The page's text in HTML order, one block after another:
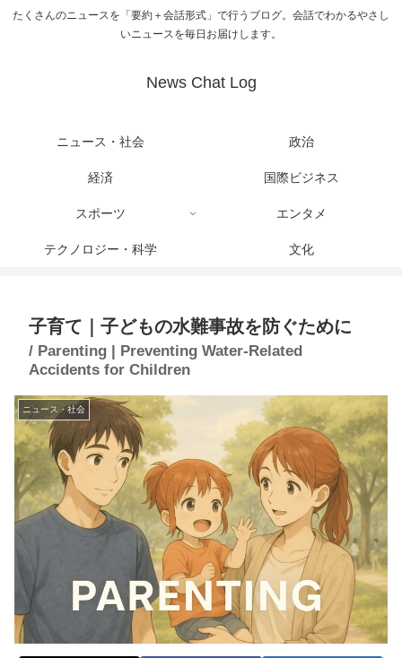
たくさんのニュースを「要約＋会話形式」で行うブログ。会話でわかるやさし
いニュースを毎日お届けします。
News Chat Log
ニュース・社会 政治
経済 国際ビジネス
スポーツ エンタメ
テクノロジー・科学 文化
子育て｜子どもの水難事故を防ぐために
/ Parenting | Preventing Water-Related
Accidents for Children
ニュース・社会